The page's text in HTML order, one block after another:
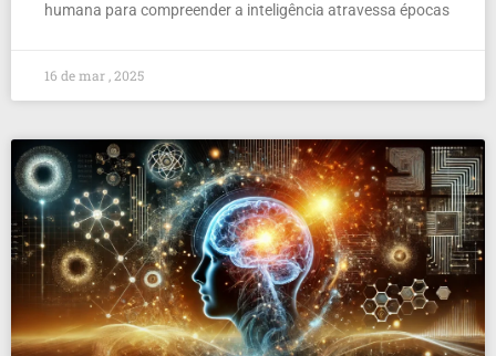
humana para compreender a inteligência atravessa épocas
16 de mar , 2025